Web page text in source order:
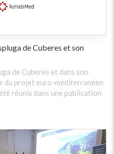
de Cuberes et son
de Cuberes et dans son
du projet euro-méditerranéen
réunis dans une publication